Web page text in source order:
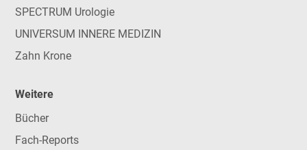
SPECTRUM Urologie
UNIVERSUM INNERE MEDIZIN
Zahn Krone
Weitere
Bücher
Fach-Reports